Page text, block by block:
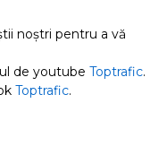
noștri pentru a vă
de youtube Toptrafic.
Toptrafic.